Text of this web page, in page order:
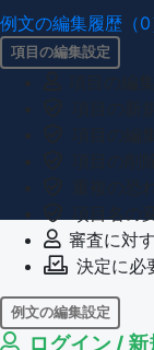
例文の編集履歴（0
項目の編集設定
審査に対
決定に必
例文の編集設定
例文の編
ログイン /